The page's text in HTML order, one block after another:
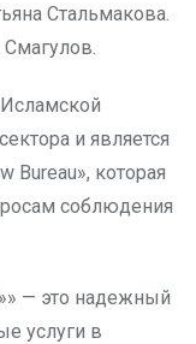
Стальмакова.
и является
Bureau», которая
соблюдения
— это надежный
услуги в